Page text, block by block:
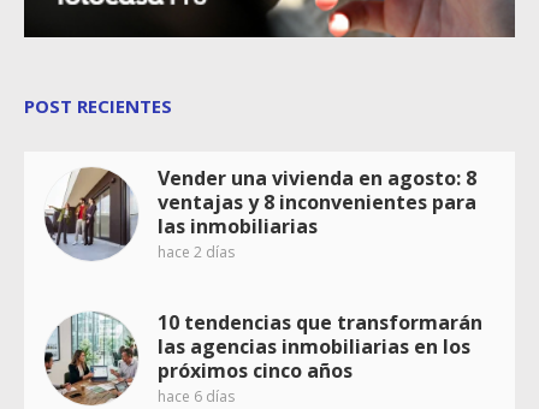
POST RECIENTES
Vender una vivienda en agosto: 8
ventajas y 8 inconvenientes para
las inmobiliarias
hace 2 días
10 tendencias que transformarán
las agencias inmobiliarias en los
próximos cinco años
hace 6 días